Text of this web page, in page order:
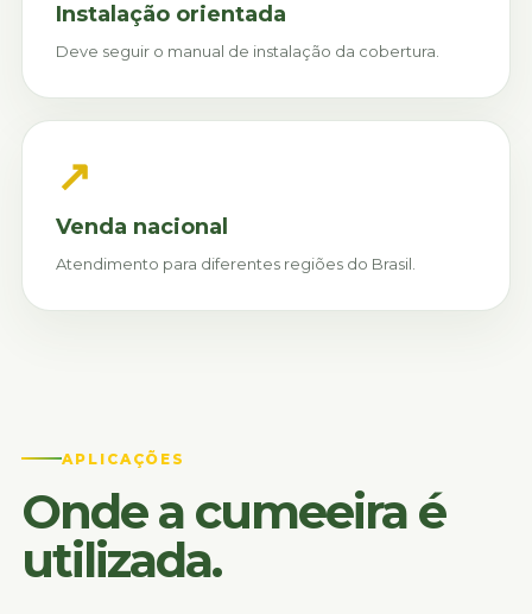
Instalação orientada
Deve seguir o manual de instalação da cobertura.
↗
Venda nacional
Atendimento para diferentes regiões do Brasil.
APLICAÇÕES
Onde a cumeeira é
utilizada.